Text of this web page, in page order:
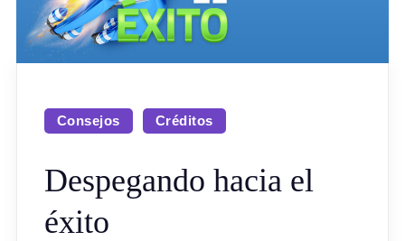
Consejos Créditos
Despegando hacia el
éxito